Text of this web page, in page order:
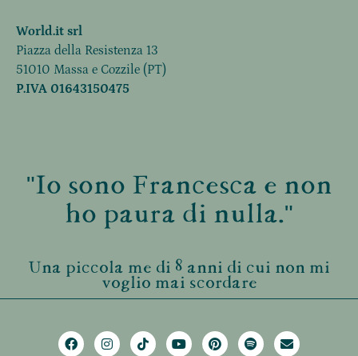
World.it srl
Piazza della Resistenza 13
51010 Massa e Cozzile (PT)
P.IVA 01643150475
"Io sono Francesca e non
ho paura di nulla."
Una piccola me di 8 anni di cui non mi
voglio mai scordare